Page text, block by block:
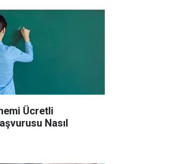
Ücretli
Nasıl